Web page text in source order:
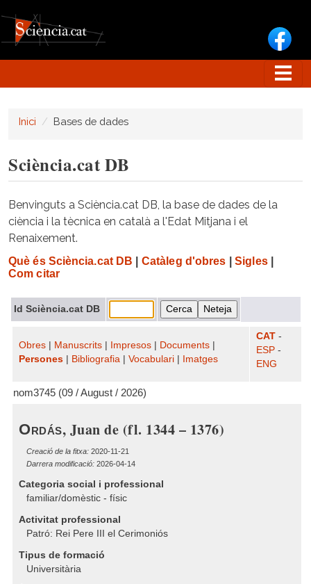
Inici Bases de dades
Sciència.cat DB
Benvinguts a Sciència.cat DB, la base de dades de la
ciència i la tècnica en català a l'Edat Mitjana i el
Renaixement.
Què és Sciència.cat DB Catàleg d'obres Sigles|
Com citar
Id Sciència.cat DB
Obres Manuscrits Impresos Documents
Persones
Bibliografia Vocabulari Imatges
CAT -
ESP -
ENG
nom3745 (09 / August / 2026)
Ordás, Juan de (fl. 1344 – 1376)
Creació de la fitxa: 2020-11-21
Darrera modificació: 2026-04-14
Categoria social i professional
familiar/domèstic - físic
Activitat professional
Patró: Rei Pere III el Cerimoniós
Tipus de formació
Universitària